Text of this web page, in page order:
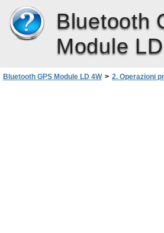
Bluetooth
Module
Bluetooth GPS Module LD 4W > 2. Operazioni